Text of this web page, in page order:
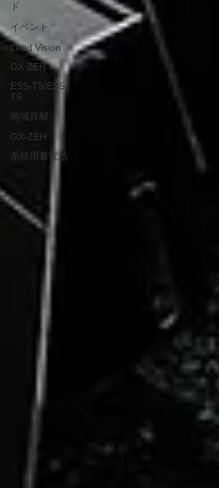
ド
イベント
Lead Vision
GX ZEH
ESS-T5/ESS-
T6
地域貢献
GX-ZEH
系統用蓄電池